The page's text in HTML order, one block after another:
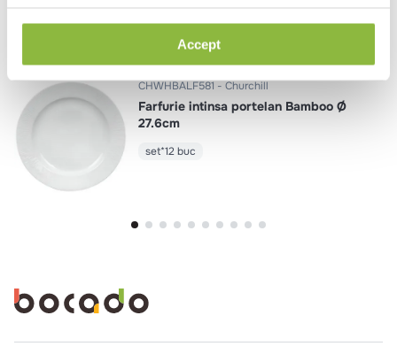
Accept
CHWHBALF581 Churchill
Farfurie intinsa portelan Bamboo Ø
27.6cm
set*12 buc